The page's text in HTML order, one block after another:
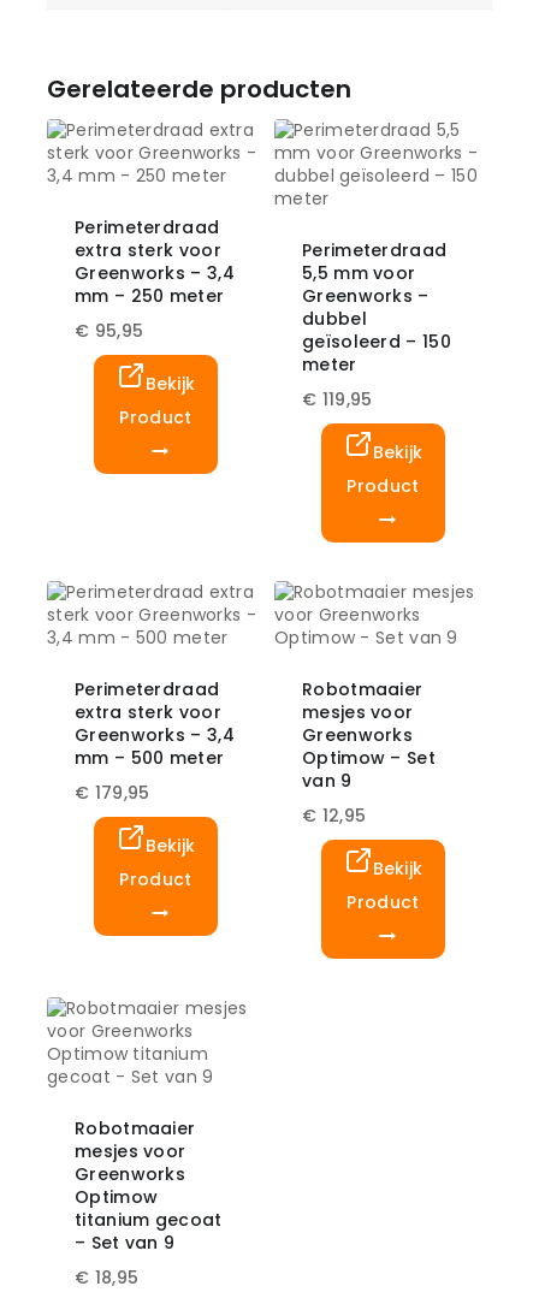
Gerelateerde producten
Perimeterdraad
extra sterk voor
Greenworks – 3,4
mm – 250 meter
€ 95,95
Bekijk
Product
Perimeterdraad
5,5 mm voor
Greenworks –
dubbel
geïsoleerd – 150
meter
€ 119,95
Bekijk
Product
Perimeterdraad
extra sterk voor
Greenworks – 3,4
mm – 500 meter
€ 179,95
Bekijk
Product
Robotmaaier
mesjes voor
Greenworks
Optimow – Set
van 9
€ 12,95
Bekijk
Product
Robotmaaier
mesjes voor
Greenworks
Optimow
titanium gecoat
– Set van 9
€ 18,95